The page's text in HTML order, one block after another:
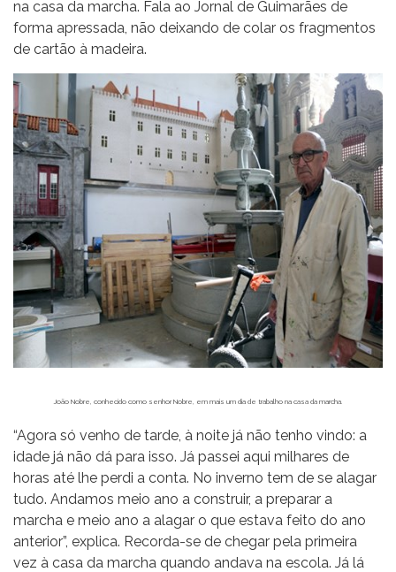
na casa da marcha. Fala ao Jornal de Guimarães de
forma apressada, não deixando de colar os fragmentos
de cartão à madeira.
João Nobre, conhecido como senhor Nobre, em mais um dia de trabalho na casa da marcha.
“Agora só venho de tarde, à noite já não tenho vindo: a
idade já não dá para isso. Já passei aqui milhares de
horas até lhe perdi a conta. No inverno tem de se alagar
tudo. Andamos meio ano a construir, a preparar a
marcha e meio ano a alagar o que estava feito do ano
anterior”, explica. Recorda-se de chegar pela primeira
vez à casa da marcha quando andava na escola. Já lá